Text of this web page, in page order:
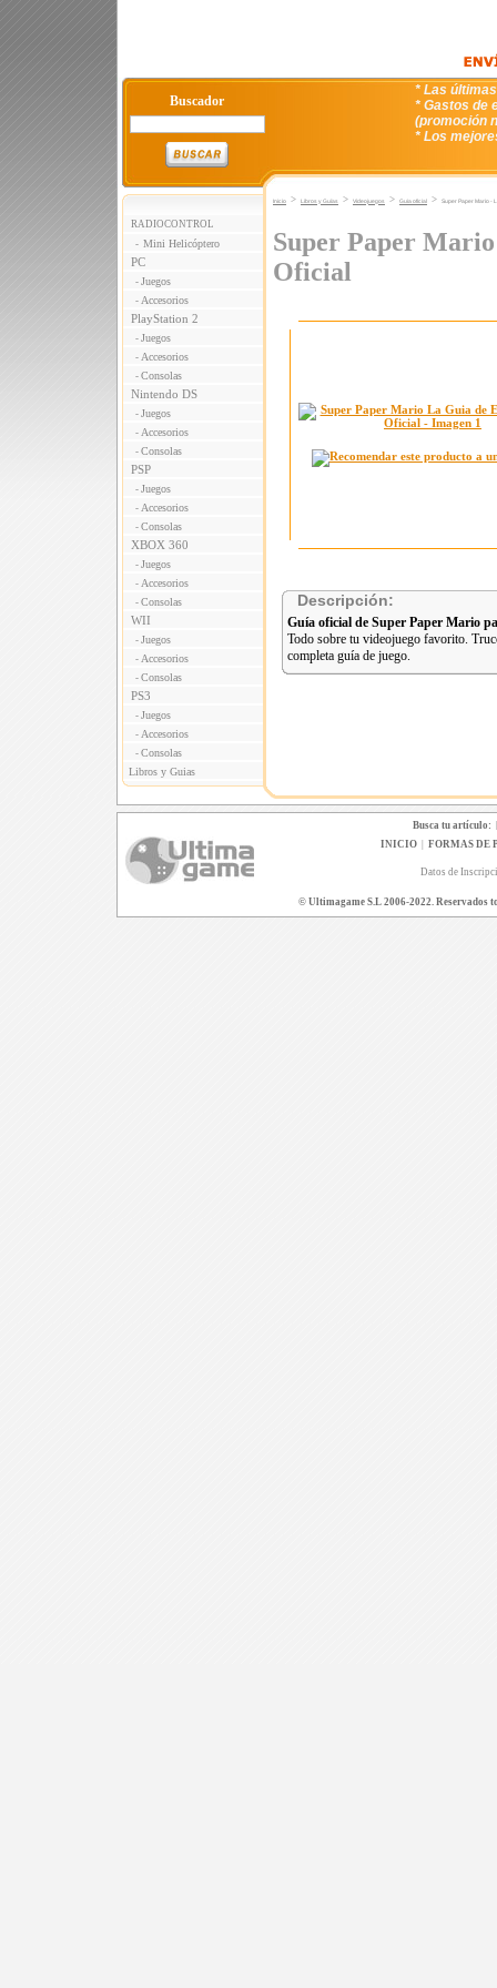
Buscador
* Las
* Gastos de
(promoción
* Los
RADIOCONTROL
- Mini Helicóptero
PC
- Juegos
- Accesorios
PlayStation 2
- Juegos
- Accesorios
- Consolas
Nintendo DS
- Juegos
- Accesorios
- Consolas
PSP
- Juegos
- Accesorios
- Consolas
XBOX 360
- Juegos
- Accesorios
- Consolas
WII
- Juegos
- Accesorios
- Consolas
PS3
- Juegos
- Accesorios
- Consolas
Libros y Guias
Inicio > Libros y Guías > Videojuegos > Guia oficial > Super Paper Mario -
Super Paper
Oficial
Descripción:
Guía oficial de Super Paper Mario
Todo sobre tu videojuego favorito.
completa guía de juego.
Busca tu artículo:
INICIO| FORMAS DE
Datos de
© Ultimagame S.L 2006-2022. Reservados